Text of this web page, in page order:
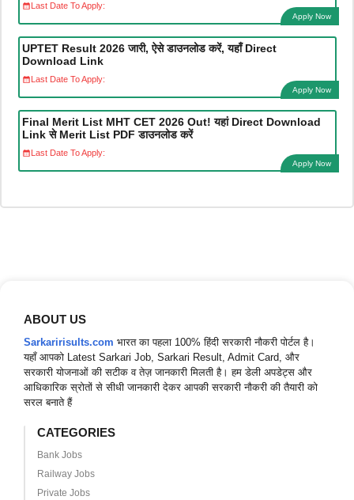
Last Date To Apply:
Apply Now
UPTET Result 2026 जारी, ऐसे डाउनलोड करें, यहाँ Direct
Download Link
Last Date To Apply:
Apply Now
Final Merit List MHT CET 2026 Out! यहां Direct Download
Link से Merit List PDF डाउनलोड करें
Last Date To Apply:
Apply Now
ABOUT US
Sarkaririsults.com भारत का पहला 100% हिंदी सरकारी नौकरी पोर्टल है।
यहाँ आपको Latest Sarkari Job, Sarkari Result, Admit Card, और
सरकारी योजनाओं की सटीक व तेज़ जानकारी मिलती है। हम डेली अपडेट्स और
आधिकारिक स्रोतों से सीधी जानकारी देकर आपकी सरकारी नौकरी की तैयारी को
सरल बनाते हैं
CATEGORIES
Bank Jobs
Railway Jobs
Private Jobs